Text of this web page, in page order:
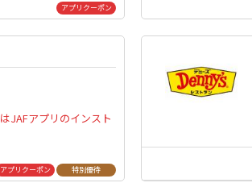
アプリクーポン
JAFアプリのインスト
アプリクーポン 特別優待